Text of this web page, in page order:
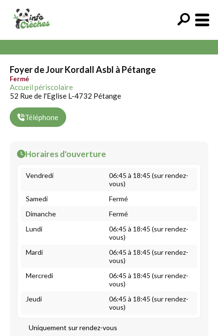
Foyer de Jour Kordall Asbl à Pétange
Fermé
Accueil périscolaire
52 Rue de l'Eglise L-4732 Pétange
Téléphone
Horaires d'ouverture
Vendredi
06:45 à 18:45 (sur rendez-
vous)
Samedi
Fermé
Dimanche
Fermé
Lundi
06:45 à 18:45 (sur rendez-
vous)
Mardi
06:45 à 18:45 (sur rendez-
vous)
Mercredi
06:45 à 18:45 (sur rendez-
vous)
Jeudi
06:45 à 18:45 (sur rendez-
vous)
Uniquement sur rendez-vous